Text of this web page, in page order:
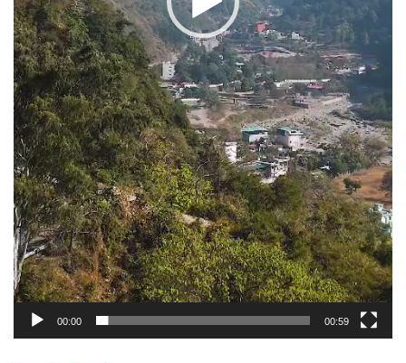
00:00 00:59